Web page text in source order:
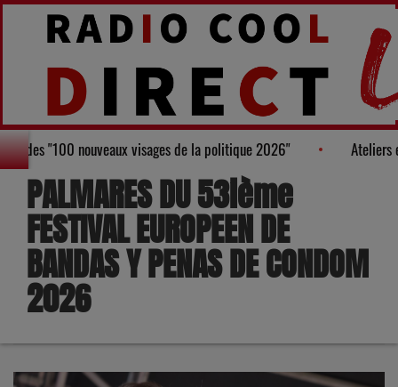
au Palmarès des "100 nouveaux visages de la politique 2026"
PALMARES DU 53ième
FESTIVAL EUROPEEN DE
BANDAS Y PENAS DE CONDOM
2026